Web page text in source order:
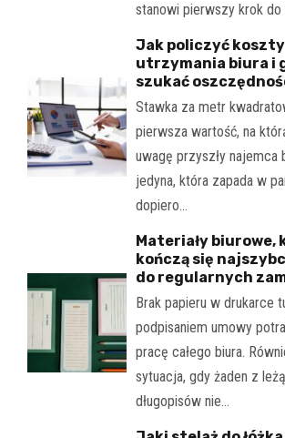
stanowi pierwszy krok do
Jak policzyć koszty
utrzymania biura i
szukać
Stawka za metr
pierwsza wartość, na
uwagę przyszły najemca
jedyna, która zapada w
dopiero…
Materiały biurowe,
kończą się
do regularnych
Brak papieru w drukarce
podpisaniem umowy
pracę całego biura.
sytuacja, gdy żaden z
długopisów nie…